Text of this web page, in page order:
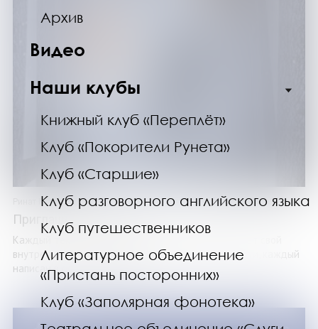
Архив
Видео
Наши клубы
Книжный клуб «Переплёт»
Клуб «Покорители Рунета»
Клуб «Старшие»
Клуб разговорного английского языка
Клуб путешественников
Литературное объединение
«Пристань посторонних»
Клуб «Заполярная фонотека»
Ринат Газизов
Приглашение к любви
Каждый текст цикла «Приглашение к любви» имеет свой
внутренний сюжет и развивает общий сюжет книги, каждый
написан в особой манере и ...